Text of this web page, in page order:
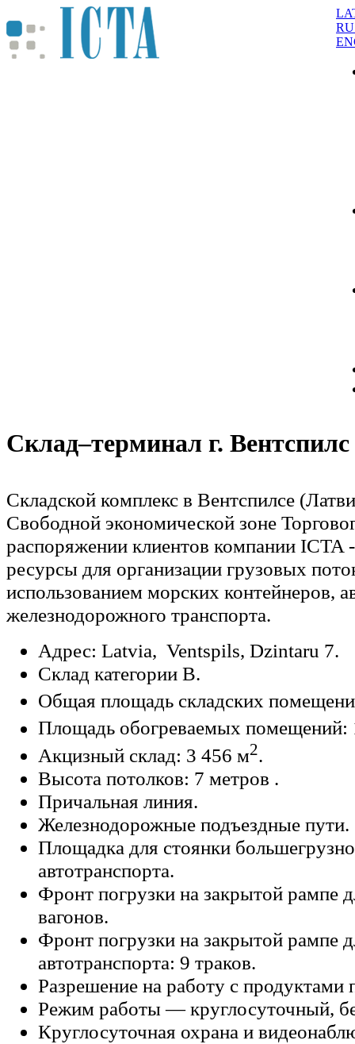
Склад–терминал г. Вентспилс
Складской комплекс в Вентспилсе
Свободной экономической зоне
распоряжении клиентов компании ICTA
ресурсы для организации грузовых
использованием морских контейнеров,
железнодорожного транспорта.
Адрес: Latvia, Ventspils, Dzintaru 7.
Склад категории B.
Общая площадь складских
Площадь обогреваемых помещений:
Акцизный склад: 3 456 м2.
Высота потолков: 7 метров .
Причальная линия.
Железнодорожные подъездные пути.
Площадка для стоянки
автотранспорта.
Фронт погрузки на закрытой рампе
вагонов.
Фронт погрузки на закрытой рампе
автотранспорта: 9 траков.
Разрешение на работу с продуктами
Режим работы — круглосуточный,
Круглосуточная охрана и